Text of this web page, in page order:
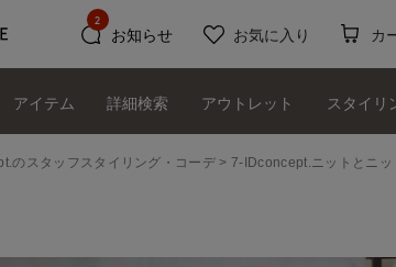
お知らせ
2
お気に入り カ
アイテム 詳細検索 アウトレット スタイリ
のスタッフスタイリング・コーデ 7-IDconcept.ニットとニ